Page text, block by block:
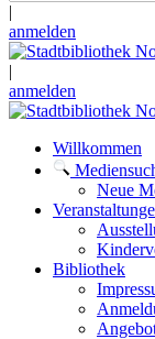
|
anmelden
|
anmelden
Willkommen
Neue
Bibliothek